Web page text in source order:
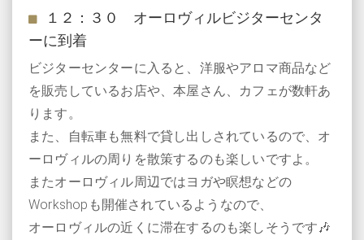
１２：３０ オーロヴィルビジターセンタ
ーに到着
ビジターセンターに入ると、洋服やアロマ商品など
を販売しているお店や、本屋さん、カフェが数軒あ
ります。
また、自転車も無料で貸し出しされているので、オ
ーロヴィルの周りを散策するのも楽しいですよ。
またオーロヴィル周辺ではヨガや瞑想などの
Workshopも開催されているようなので、
オーロヴィルの近くに滞在するのも楽しそうです🎶